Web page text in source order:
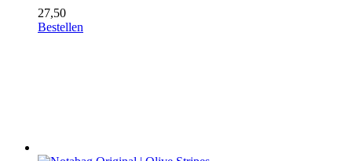
27,50
Bestellen